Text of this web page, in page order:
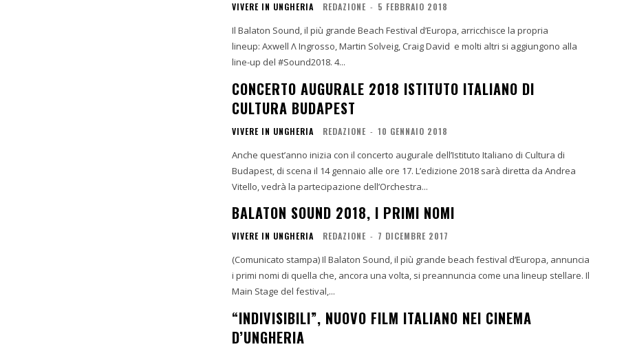
VIVERE IN UNGHERIA REDAZIONE - 5 FEBBRAIO 2018
Il Balaton Sound, il più grande Beach Festival d’Europa, arricchisce la propria
lineup: Axwell Λ Ingrosso, Martin Solveig, Craig David e molti altri si aggiungono alla
line-up del #Sound2018. 4...
CONCERTO AUGURALE 2018 ISTITUTO ITALIANO DI
CULTURA BUDAPEST
VIVERE IN UNGHERIA REDAZIONE - 10 GENNAIO 2018
Anche quest’anno inizia con il concerto augurale dell’Istituto Italiano di Cultura di
Budapest, di scena il 14 gennaio alle ore 17. L’edizione 2018 sarà diretta da Andrea
Vitello, vedrà la partecipazione dell’Orchestra...
BALATON SOUND 2018, I PRIMI NOMI
VIVERE IN UNGHERIA REDAZIONE - 7 DICEMBRE 2017
(Comunicato stampa) Il Balaton Sound, il più grande beach festival d’Europa, annuncia
i primi nomi di quella che, ancora una volta, si preannuncia come una lineup stellare. Il
Main Stage del festival,...
“INDIVISIBILI”, NUOVO FILM ITALIANO NEI CINEMA
D’UNGHERIA